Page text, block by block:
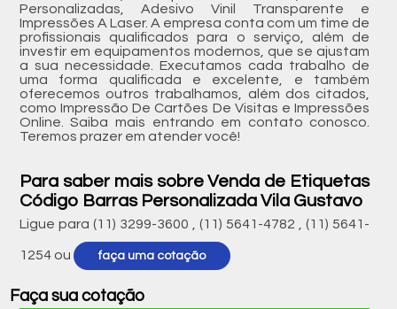
Personalizadas, Adesivo Vinil Transparente e
Impressões A Laser. A empresa conta com um time de
profissionais qualificados para o serviço, além de
investir em equipamentos modernos, que se ajustam
a sua necessidade. Executamos cada trabalho de
uma forma qualificada e excelente, e também
oferecemos outros trabalhamos, além dos citados,
como Impressão De Cartões De Visitas e Impressões
Online. Saiba mais entrando em contato conosco.
Teremos prazer em atender você!
Para saber mais sobre Venda de Etiquetas
Código Barras Personalizada Vila Gustavo
Ligue para (11) 3299-3600 ,(11) 5641-4782 ,(11) 5641-
1254 ou faça uma cotação
Faça sua cotação